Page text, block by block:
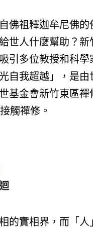
佛祖釋迦牟尼佛的
世人什麼幫助？新
引多位教授和科學
自我超越」，是
基金會新竹東區禪
觸禪修。
的實相界，而「